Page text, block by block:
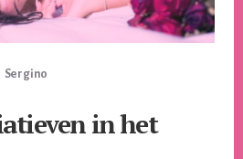
Sergino
in het